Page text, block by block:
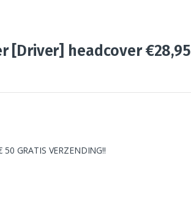
[Driver] headcover €28,95
GRATIS VERZENDING!!